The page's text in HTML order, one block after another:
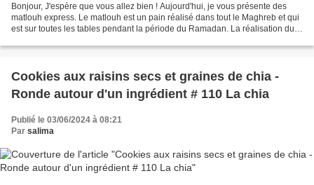
Bonjour, J'espère que vous allez bien ! Aujourd'hui, je vous présente des
matlouh express. Le matlouh est un pain réalisé dans tout le Maghreb et qui
est sur toutes les tables pendant la période du Ramadan. La réalisation du
Cookies aux raisins secs et graines de chia -
Ronde autour d'un ingrédient # 110 La chia
Publié le 03/06/2024 à 08:21
Par salima